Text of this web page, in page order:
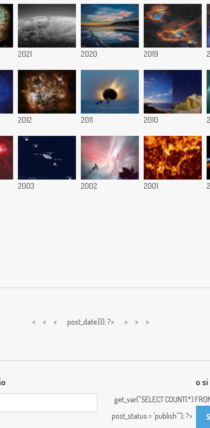
2021 2020 2019
2012 2011 2010
2003 2002 2001
< < < post_date))); ?> > > >
o
get_var("SELECT COUNT(*)
post_status = 'publish'"); ?>